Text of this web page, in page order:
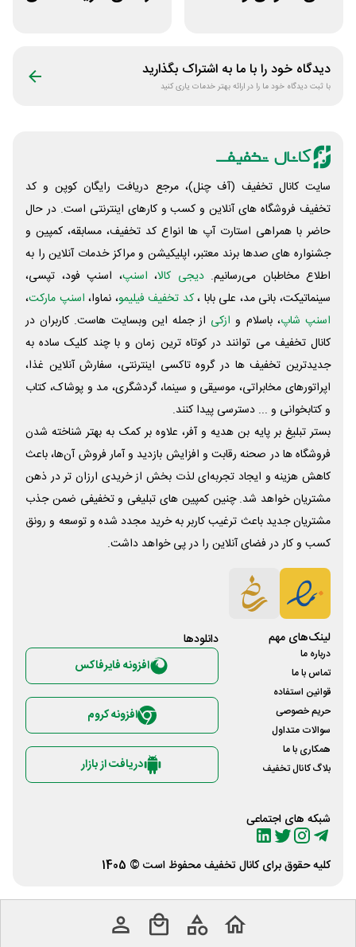
دیدگاه خود را با ما به اشتراک بگذارید
با ثبت دیدگاه خود ما را در ارائه بهتر خدمات یاری کنید
سایت کانال تخفیف (آف چنل)، مرجع دریافت رایگان کوپن و کد
تخفیف فروشگاه های آنلاین و کسب و‌ کارهای اینترنتی است. در حال
حاضر با همراهی استارت آپ ها انواع کد تخفیف، مسابقه، کمپین و
جشنواره های صدها برند معتبر، اپلیکیشن و مراکز خدمات آنلاین را به
اطلاع مخاطبان می‌رسانیم. دیجی کالا، اسنپ، اسنپ فود، تپسی،
سینماتیکت، بانی مد، علی‌ بابا ،کد تخفیف فیلیمو، نماوا، اسنپ مارکت،
اسنپ شاپ، باسلام و ازکی از جمله این وبسایت ‌هاست. کاربران در
کانال تخفیف می توانند در کوتاه ترین زمان و با چند کلیک ساده به
جدیدترین تخفیف ها در گروه تاکسی اینترنتی، سفارش آنلاین غذا،
اپراتورهای مخابراتی، موسیقی و سینما، گردشگری، مد و پوشاک، کتاب
و کتابخوانی و ... دسترسی پیدا کنند.
بستر تبلیغ بر پایه بن هدیه و آفر، علاوه بر کمک به بهتر شناخته شدن
فروشگاه ها در صحنه رقابت و افزایش بازدید و آمار فروش آن‌ها، باعث
کاهش هزینه و ایجاد تجربه‌ای لذت بخش از خریدی ارزان تر در ذهن
مشتریان خواهد شد. چنین کمپین های تبلیغی و تخفیفی ضمن جذب
مشتریان جدید باعث ترغیب کاربر به خرید مجدد شده و توسعه و رونق
کسب و کار در فضای آنلاین را در پی خواهد داشت.
لینک‌های مهم
درباره ما
تماس با ما
قوانین استفاده
حریم خصوصی
سوالات متداول
همکاری با ما
بلاگ کانال تخفیف
شبکه های اجتماعی
دانلود‌ها
افزونه فایرفاکس
افزونه کروم
دریافت از بازار
کلیه حقوق برای کانال تخفیفمحفوظ است © 1405